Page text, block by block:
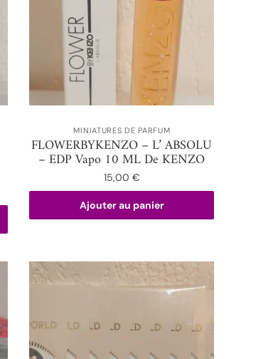
MINIATURES DE PARFUM
FLOWERBYKENZO – L’ ABSOLU
– EDP Vapo 10 ML De KENZO
15,00 €
Ajouter au panier